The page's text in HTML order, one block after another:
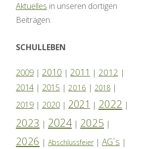
Aktuelles in unseren dortigen
Beiträgen.
SCHULLEBEN
2009 | 2010 | 2011 | 2012 |
2014 | 2015 | 2016 | 2018 |
2019 | 2020 | 2021 | 2022 |
2023 | 2024 | 2025 |
2026 | Abschlussfeier | AG´s |